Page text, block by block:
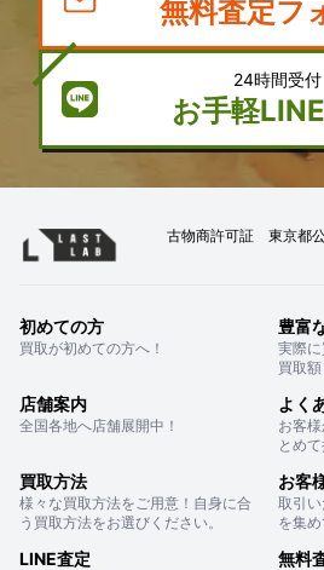
無料査定フ
24時間受付
お手軽
古物商許可証 東京都
初めての方
買取が初めての方へ！
豊富
実際
買取額
店舗案内
全国各地へ店舗展開中！
よく
お客
とめ
買取方法
様々な買取方法をご用意！自身に合
う買取方法をお選びください。
お客
取引
を集め
LINE査定 無料